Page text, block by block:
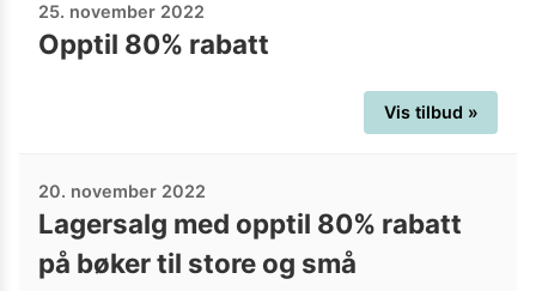
25. november 2022
Opptil 80% rabatt
Vis tilbud »
20. november 2022
Lagersalg med opptil 80% rabatt
på bøker til store og små